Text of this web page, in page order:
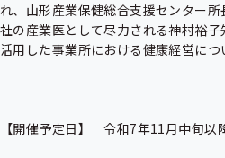
れ、山形産業保健総合支援センター
社の産業医として尽力される神村裕
活用した事業所における健康経営につ
【開催予定日】　令和7年11月中旬以